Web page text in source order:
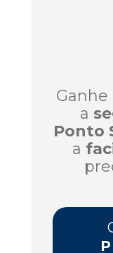
Ganhe
a
Ponto
a